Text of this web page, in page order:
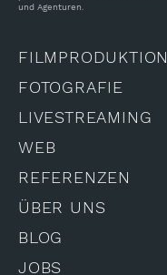
und Agenturen.
FILMPRODUKTION
FOTOGRAFIE
LIVESTREAMING
WEB
REFERENZEN
ÜBER UNS
BLOG
JOBS